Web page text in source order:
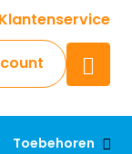
Klantenservice
Toebehoren
uw vraag